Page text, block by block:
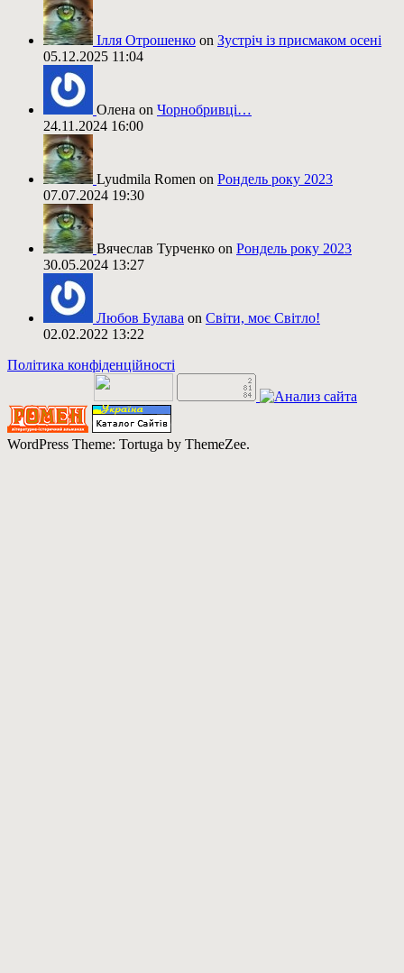
Ілля Отрошенко on Зустріч із присмаком осені
05.12.2025 11:04
Олена on Чорнобривці…
24.11.2024 16:00
Lyudmila Romen on Рондель року 2023
07.07.2024 19:30
Вячеслав Турченко on Рондель року 2023
30.05.2024 13:27
Любов Булава on Світи, моє Світло!
02.02.2022 13:22
Політика конфіденційності
WordPress Theme: Tortuga by ThemeZee.